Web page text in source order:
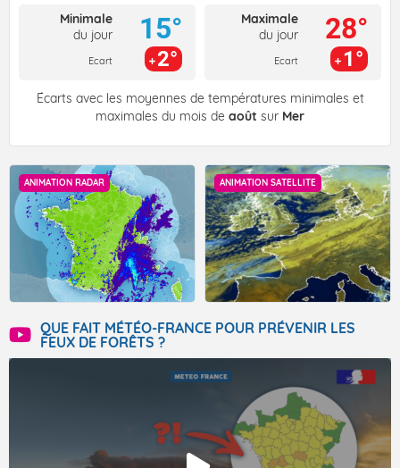
Minimale
du jour
Ecart
15°
2°
Maximale
du jour
Ecart
28°
1°
Écarts avec les moyennes de températures minimales et
maximales du mois de août sur Mer
ANIMATION RADAR ANIMATION SATELLITE
QUE FAIT MÉTÉO-FRANCE POUR PRÉVENIR LES
FEUX DE FORÊTS ?